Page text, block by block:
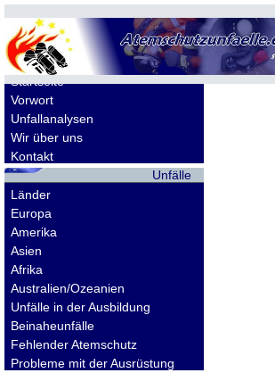
Allgemeines
Startseite
Vorwort
Unfallanalysen
Wir über uns
Kontakt
Unfälle
Länder
Europa
Amerika
Asien
Afrika
Australien/Ozeanien
Unfälle in der Ausbildung
Beinaheunfälle
Fehlender Atemschutz
Probleme mit der Ausrüstung